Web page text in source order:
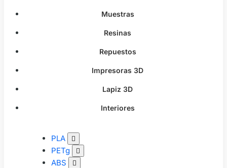
Muestras
Resinas
Repuestos
Impresoras 3D
Lapiz 3D
Interiores
PLA 
PETg 
ABS 